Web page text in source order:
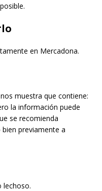
en Mercadona.
muestra que contiene:
la información puede
se recomienda
previamente a
lechoso.